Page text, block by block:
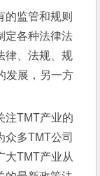
的监管和规则
定各种法律法
律、法规、规
发展，另一方
注TMT产业的
众多TMT公司
大TMT产业从